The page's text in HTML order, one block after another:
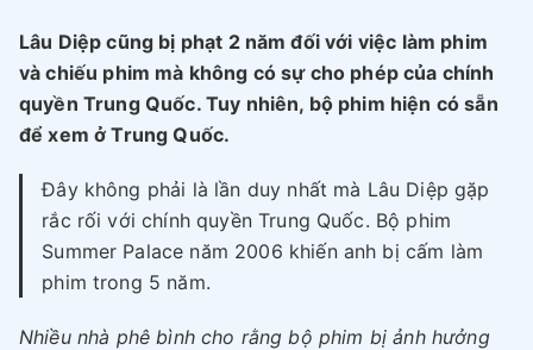
Lâu Diệp cũng bị phạt 2 năm đối với việc làm phim
và chiếu phim mà không có sự cho phép của chính
quyền Trung Quốc. Tuy nhiên, bộ phim hiện có sẵn
để xem ở Trung Quốc.
Đây không phải là lần duy nhất mà Lâu Diệp gặp
rắc rối với chính quyền Trung Quốc. Bộ phim
Summer Palace năm 2006 khiến anh bị cấm làm
phim trong 5 năm.
Nhiều nhà phê bình cho rằng bộ phim bị ảnh hưởng